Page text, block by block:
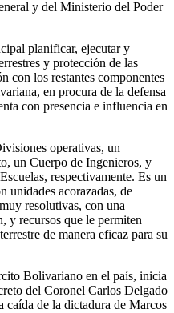
y del Ministerio del Poder
planificar, ejecutar y
y protección de las
con los restantes componentes
en procura de la defensa
con presencia e influencia en
operativas, un
un Cuerpo de Ingenieros, y
respectivamente. Es un
unidades acorazadas, de
resolutivas, con una
y recursos que le permiten
de manera eficaz para su
Bolivariano en el país, inicia
del Coronel Carlos Delgado
caída de la dictadura de Marcos